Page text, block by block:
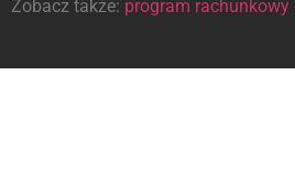
Zobacz także: program